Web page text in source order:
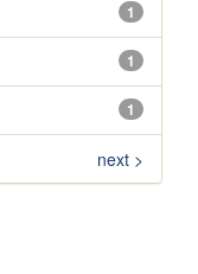
1
1
1
next >